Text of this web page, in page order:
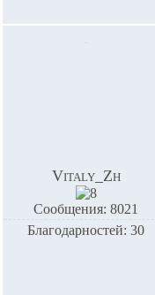
Vitaly_Zh
Сообщения: 8021
Благодарностей: 30